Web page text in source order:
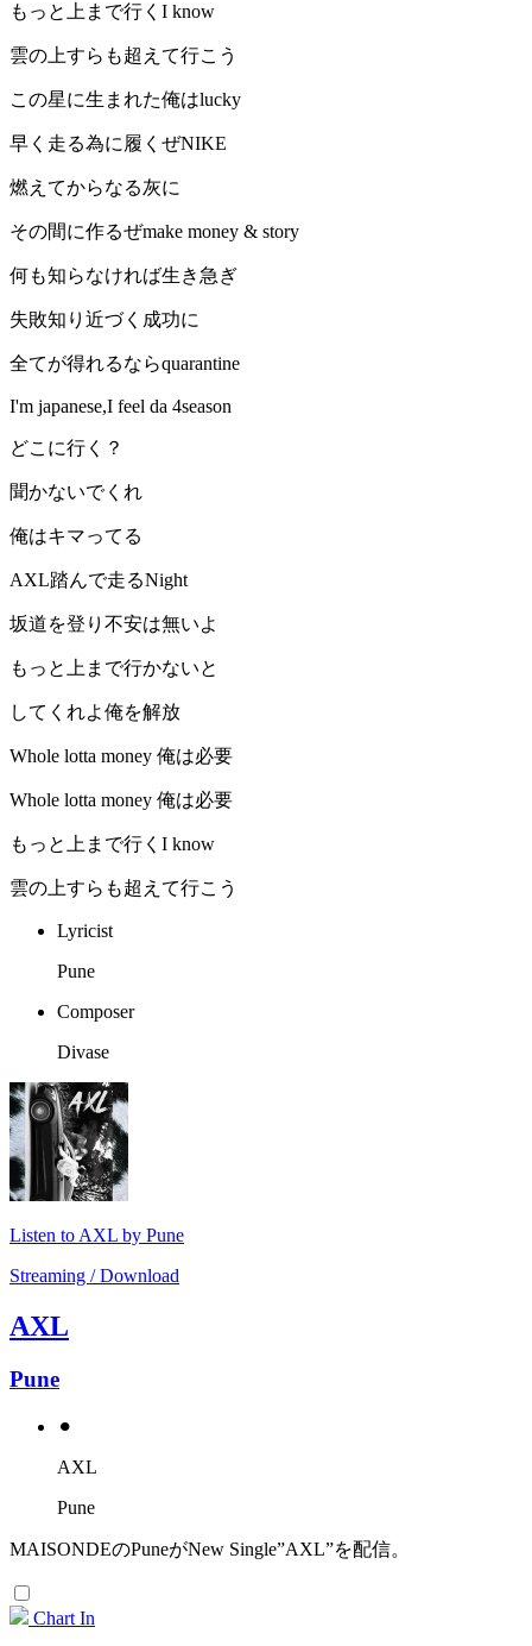
もっと上まで行くI know
雲の上すらも超えて行こう
この星に生まれた俺はlucky
早く走る為に履くぜNIKE
燃えてからなる灰に
その間に作るぜmake money & story
何も知らなければ生き急ぎ
失敗知り近づく成功に
全てが得れるならquarantine
I'm japanese,I feel da 4season
どこに行く？
聞かないでくれ
俺はキマってる
AXL踏んで走るNight
坂道を登り不安は無いよ
もっと上まで行かないと
してくれよ俺を解放
Whole lotta money 俺は必要
Whole lotta money 俺は必要
もっと上まで行くI know
雲の上すらも超えて行こう
Lyricist
Pune
Composer
Divase
Listen to AXL by Pune
Streaming / Download
AXL
Pune
⚫︎
AXL
Pune
MAISONDEのPuneがNew Single”AXL”を配信。
Chart In